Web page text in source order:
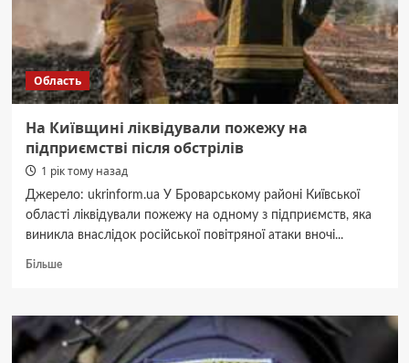
Область
На Київщині ліквідували пожежу на
підприємстві після обстрілів
1 рік тому назад
Джерело: ukrinform.ua У Броварському районі Київської
області ліквідували пожежу на одному з підприємств, яка
виникла внаслідок російської повітряної атаки вночі...
БільшеДокладніше
Київщині
ліквідували
пожежу